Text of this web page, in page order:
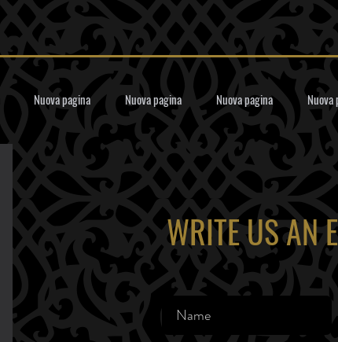
Nuova pagina Nuova pagina Nuova pagina Nuova
WRITE US AN